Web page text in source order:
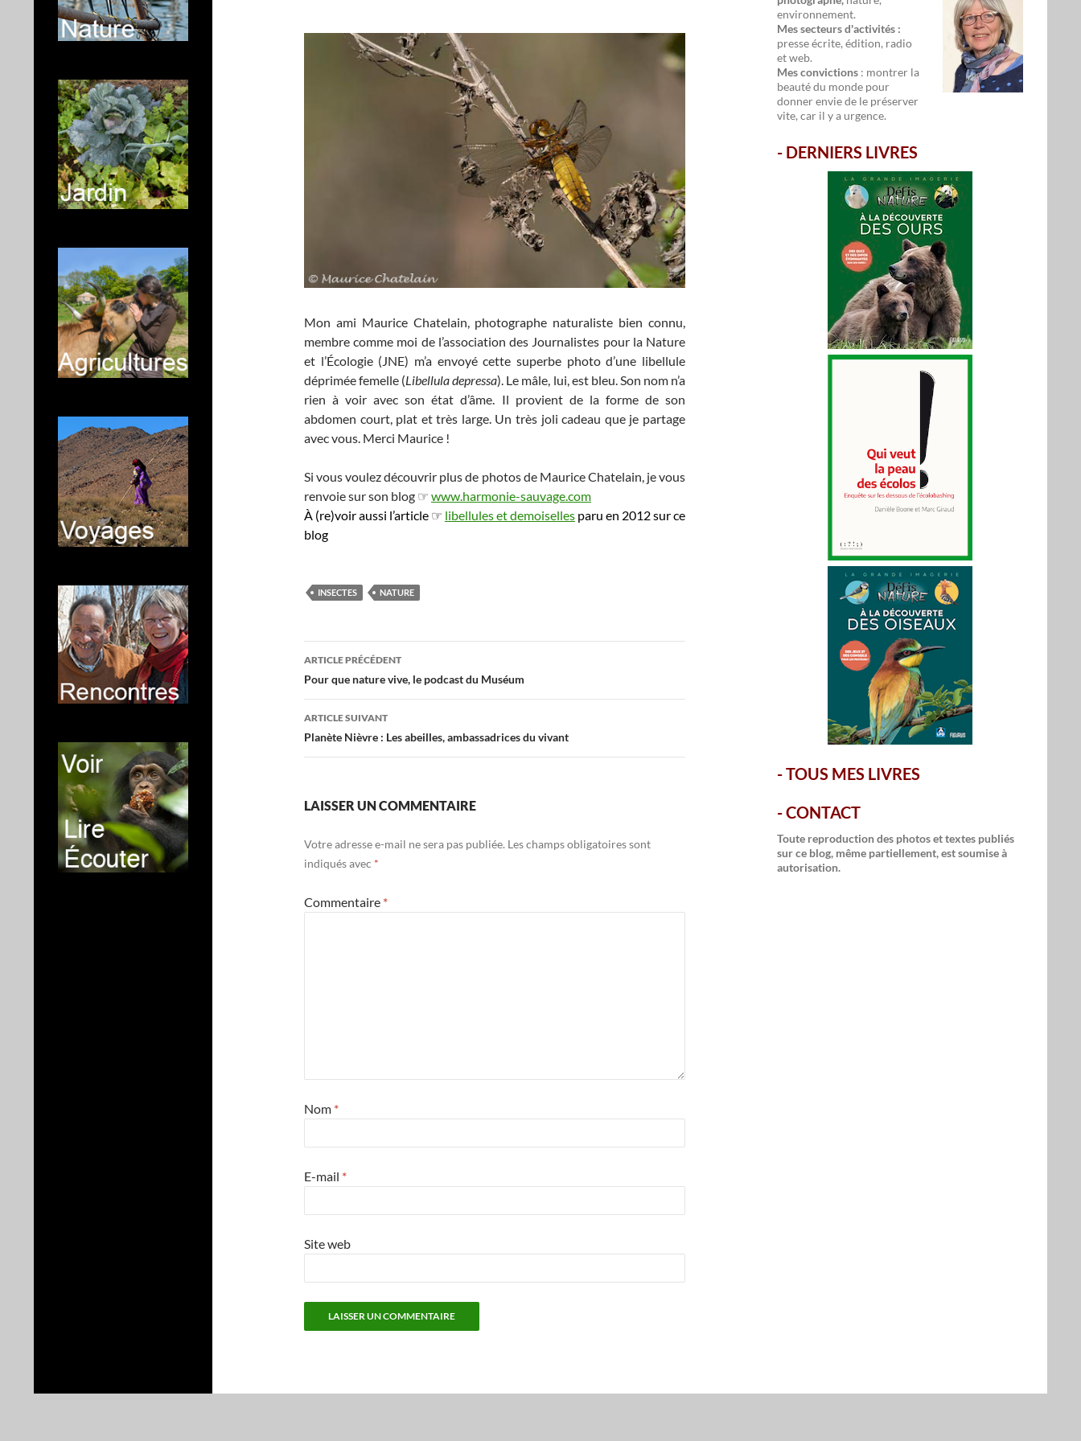
Mon ami Maurice Chatelain, photographe naturaliste bien connu,
membre comme moi de l’association des Journalistes pour la Nature
et l’Écologie (JNE) m’a envoyé cette superbe photo d’une libellule
déprimée femelle (Libellula depressa). Le mâle, lui, est bleu. Son nom n’a
rien à voir avec son état d’âme. Il provient de la forme de son
abdomen court, plat et très large. Un très joli cadeau que je partage
avec vous. Merci Maurice !
Si vous voulez découvrir plus de photos de Maurice Chatelain, je vous
renvoie sur son blog ☞ www.harmonie-sauvage.com
À (re)voir aussi l’article ☞ libellules et demoiselles paru en 2012 sur ce
blog
INSECTES NATURE
Navigation
des
articles
ARTICLE PRÉCÉDENT
Pour que nature vive, le podcast du Muséum
ARTICLE SUIVANT
Planète Nièvre : Les abeilles, ambassadrices du vivant
LAISSER UN COMMENTAIRE
Votre adresse e-mail ne sera pas publiée. Les champs obligatoires sont
indiqués avec *
Commentaire *
Nom *
E-mail *
Site web
environnement.
Mes secteurs d'activités :
presse écrite, édition, radio
et web.
Mes convictions : montrer la
beauté du monde pour
donner envie de le préserver
vite, car il y a urgence.
- DERNIERS LIVRES
-TOUS MES LIVRES
-CONTACT
Toute reproduction des photos et textes publiés
sur ce blog, même partiellement, est soumise à
autorisation.